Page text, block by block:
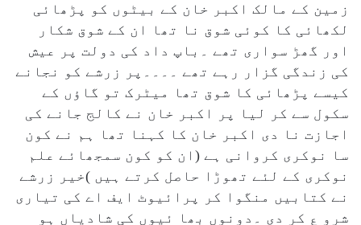
زمین کے مالک اکبر خان کے بیٹوں کو پڑھائی
لکھائی کا کوئی شوق نا تھا ان کے شوق شکار
اور گھڑ سواری تھے ۔باپ داد کی دولت پر عیش
کی زندگی گزار رہے تھے ۔۔۔۔پر زرشے کو نجانے
کیسے پڑھائی کا شوق تھا میٹرک تو گاؤں کے
سکول سے کر لیا پر اکبر خان نے کالج جانے کی
اجازت نا دی اکبر خان کا کہنا تھا ہم نے کون
سا نوکری کروانی ہے (ان کو کون سمجھائے علم
نوکری کے لئے تھوڑا حاصل کرتے ہیں )خیر زرشے
نے کتابیں منگوا کر پرائیوٹ ایف اے کی تیاری
شرو ع کر دی ۔دونوں بھا ئیوں کی شادیاں ہو